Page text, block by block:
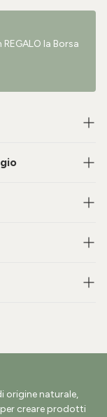
la Borsa
origine naturale,
per creare prodotti